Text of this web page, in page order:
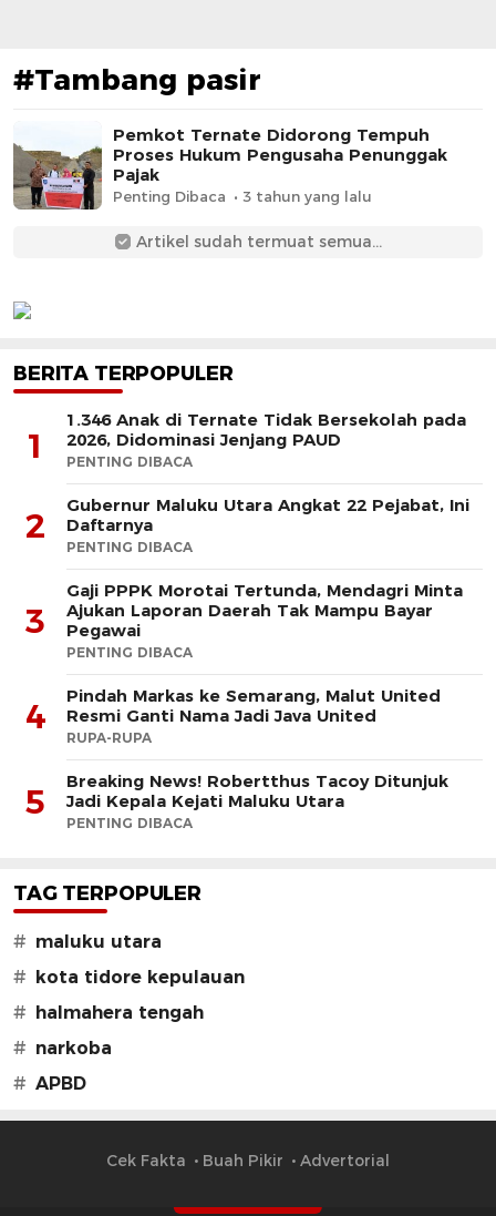
#Tambang pasir
Pemkot Ternate Didorong Tempuh
Proses Hukum Pengusaha Penunggak
Pajak
Penting Dibaca 3 tahun yang lalu
Artikel sudah termuat semua...
BERITA TERPOPULER
1
1.346 Anak di Ternate Tidak Bersekolah pada
2026, Didominasi Jenjang PAUD
PENTING DIBACA
2
Gubernur Maluku Utara Angkat 22 Pejabat, Ini
Daftarnya
PENTING DIBACA
3
Gaji PPPK Morotai Tertunda, Mendagri Minta
Ajukan Laporan Daerah Tak Mampu Bayar
Pegawai
PENTING DIBACA
4
Pindah Markas ke Semarang, Malut United
Resmi Ganti Nama Jadi Java United
RUPA-RUPA
5
Breaking News! Robertthus Tacoy Ditunjuk
Jadi Kepala Kejati Maluku Utara
PENTING DIBACA
TAG TERPOPULER
# maluku utara
# kota tidore kepulauan
# halmahera tengah
# narkoba
# APBD
Cek Fakta Buah Pikir Advertorial